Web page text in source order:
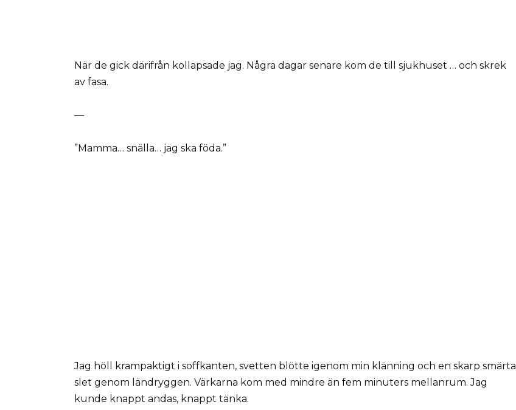
När de gick därifrån kollapsade jag. Några dagar senare kom de till sjukhuset … och skrek
av fasa.
—
”Mamma… snälla… jag ska föda.”
Jag höll krampaktigt i soffkanten, svetten blötte igenom min klänning och en skarp smärta
slet genom ländryggen. Värkarna kom med mindre än fem minuters mellanrum. Jag
kunde knappt andas, knappt tänka.